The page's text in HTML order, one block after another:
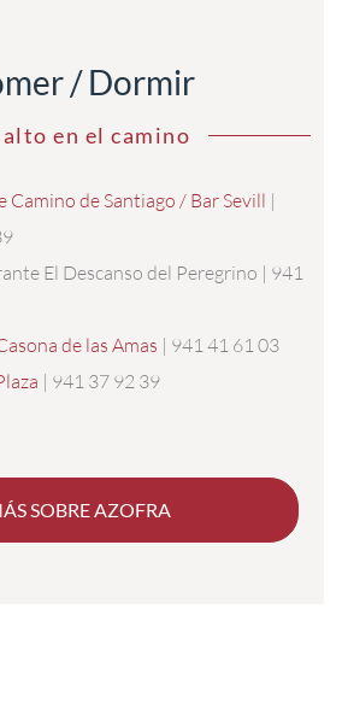
/ Dormir
alto en el camino
Camino de Santiago / Bar Sevill |
El Descanso del Peregrino | 941
de las Amas | 941 41 61 03
| 941 37 92 39
SOBRE AZOFRA